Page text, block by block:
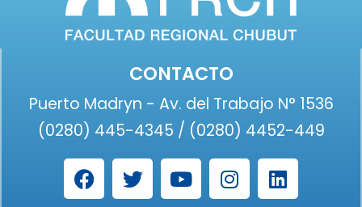
CONTACTO
Puerto Madryn - Av. del Trabajo N° 1536
(0280) 445-4345 / (0280) 4452-449